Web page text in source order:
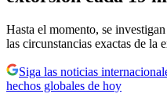
Hasta el momento, se
las circunstancias exactas de la
Siga las noticias
hechos globales de hoy